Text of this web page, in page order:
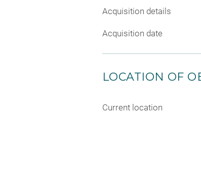
Acquisition details
Acquisition date
LOCATION OF
Current location